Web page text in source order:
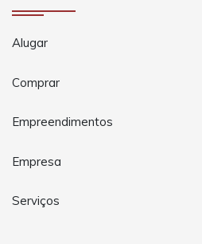
Alugar
Comprar
Empreendimentos
Empresa
Serviços